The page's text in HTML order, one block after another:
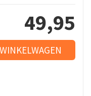
49,95